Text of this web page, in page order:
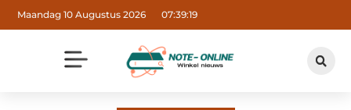
Maandag 10 Augustus 2026 07:39:21